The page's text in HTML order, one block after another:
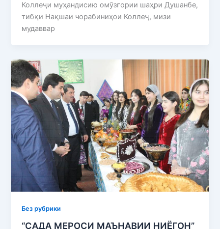
Коллеҷи муҳандисию омӯзгории шаҳри Душанбе,
тибқи Нақшаи чорабиниҳои Коллеҷ, мизи
мудаввар
Без рубрики
“САДА МЕРОСИ МАЪНАВИИ НИЁГОН”